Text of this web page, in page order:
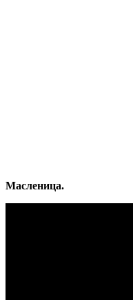
Масленица.